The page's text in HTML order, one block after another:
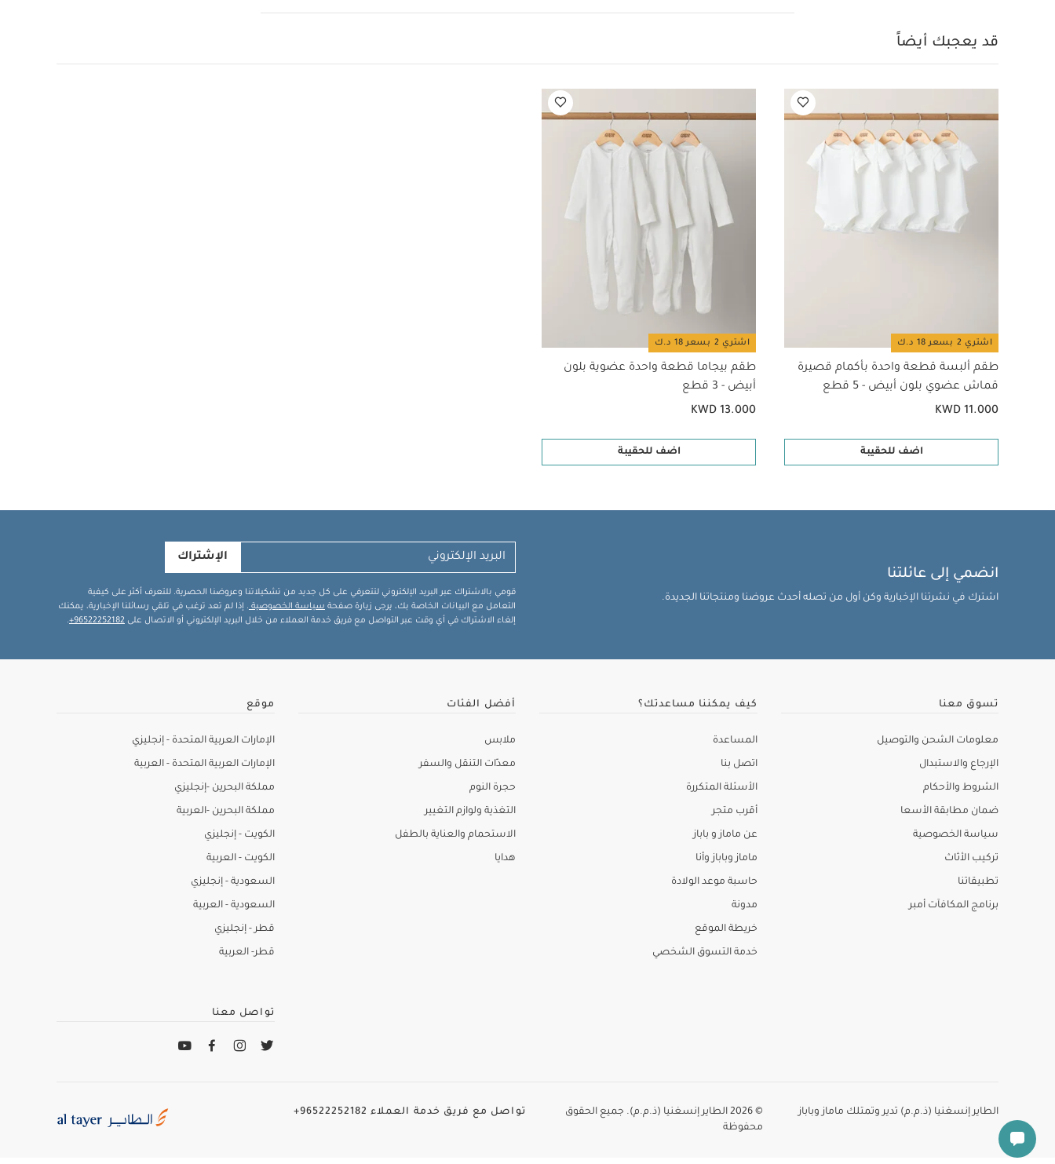
قد يعجبك أيضاً
اشتري 2 بسعر 18 د.ك
طقم ألبسة قطعة واحدة بأكمام قصيرة
قماش عضوي بلون أبيض - 5 قطع
KWD 11.000
اضف للحقيبة
اشتري 2 بسعر 18 د.ك
طقم بيجاما قطعة واحدة عضوية بلون
أبيض - 3 قطع
KWD 13.000
اضف للحقيبة
انضمي إلى عائلتنا
اشترك في نشرتنا الإخبارية وكن أول من تصله أحدث عروضنا ومنتجاتنا الجديدة.
الإشتراك
قومي بالاشتراك عبر البريد الإلكتروني لتتعرفي على كل جديد من تشكيلاتنا وعروضنا الحصرية. للتعرف أكثر على كيفية
التعامل مع البيانات الخاصة بك، يرجى زيارة صفحة سياسة الخصوصية . إذا لم تعد ترغب في تلقي رسائلنا الإخبارية، يمكنك
إلغاء الاشتراك في أي وقت عبر التواصل مع فريق خدمة العملاء من خلال البريد الإلكتروني أو الاتصال على 96522252182+
.
تسوق معنا
معلومات الشحن والتوصيل
الإرجاع والاستبدال
الشروط والأحكام
ضمان مطابقة الأسعا
سياسة الخصوصية
تركيب الأثاث
تطبيقاتنا
برنامج المكافآت أمبر
كيف يمكننا مساعدتك؟
المساعدة
اتصل بنا
الأسئلة المتكررة
أقرب متجر
عن ماماز و باباز
ماماز وباباز وأنا
حاسبة موعد الولادة
مدونة
خريطة الموقع
خدمة التسوق الشخصي
أفضل الفئات
ملابس
معدّات التنقل والسفر
حجرة النوم
التغذية ولوازم التغيير
الاستحمام والعناية بالطفل
هدايا
موقع
الإمارات العربية المتحدة - إنجليزي
الإمارات العربية المتحدة - العربية
مملكة البحرين -إنجليزي
مملكة البحرين -العربية
الكويت - إنجليزي
الكويت - العربية
السعودية - إنجليزي
السعودية - العربية
قطر - إنجليزي
قطر- العربية
تواصل معنا
الطاير إنسغنيا (ذ.م.م) تدير وتمتلك ماماز وباباز
© 2026 الطاير إنسغنيا (ذ.م.م). جميع الحقوق
محفوظة
تواصل مع فريق خدمة العملاء 96522252182+